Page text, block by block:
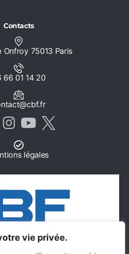
vie privée.
Contacts
Onfroy 75013 Paris
66 01 14 20
légales